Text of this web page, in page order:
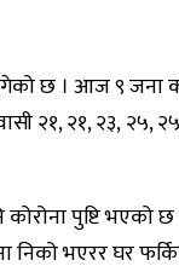
छ । आज ९ जना
२१, २१, २३, २५,
पुष्टि
निको भएरर घर